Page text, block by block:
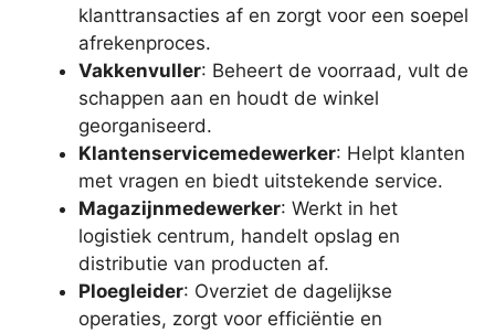
klanttransacties af en zorgt voor een soepel
afrekenproces.
Vakkenvuller: Beheert de voorraad, vult de
schappen aan en houdt de winkel
georganiseerd.
Klantenservicemedewerker: Helpt klanten
met vragen en biedt uitstekende service.
Magazijnmedewerker: Werkt in het
logistiek centrum, handelt opslag en
distributie van producten af.
Ploegleider: Overziet de dagelijkse
operaties, zorgt voor efficiëntie en